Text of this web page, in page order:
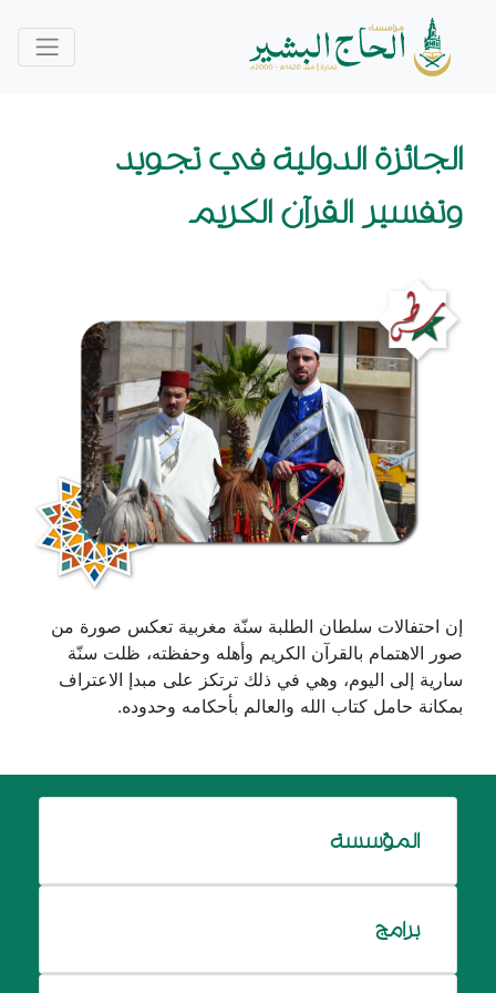
الجائزة الدولية في تجويد
وتفسير القرآن الكريم
إن احتفالات سلطان الطلبة سنّة مغربية تعكس صورة من
صور الاهتمام بالقرآن الكريم وأهله وحفظته، ظلت سنّة
سارية إلى اليوم، وهي في ذلك ترتكز على مبدإ الاعتراف
بمكانة حامل كتاب الله والعالم بأحكامه وحدوده.
المؤسسة
برامج